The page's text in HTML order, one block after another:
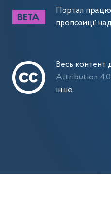
Портал
пропозиції
Весь контент
Attribution
інше.